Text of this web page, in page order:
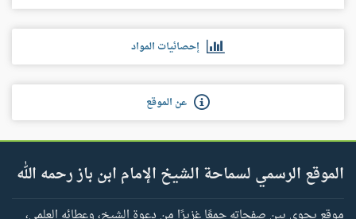
إحصائيات المواد
عن الموقع
الموقع الرسمي لسماحة الشيخ الإمام ابن باز رحمه الله